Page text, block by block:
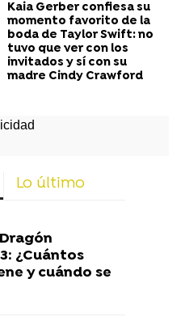
Kaia Gerber confiesa su
momento favorito de la
boda de Taylor Swift: no
tuvo que ver con los
invitados y sí con su
madre Cindy Crawford
Lo último
¿Cuántos
y cuándo se